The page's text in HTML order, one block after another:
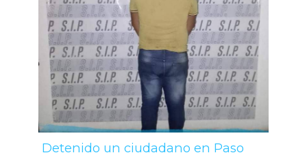
Detenido un ciudadano en Paso